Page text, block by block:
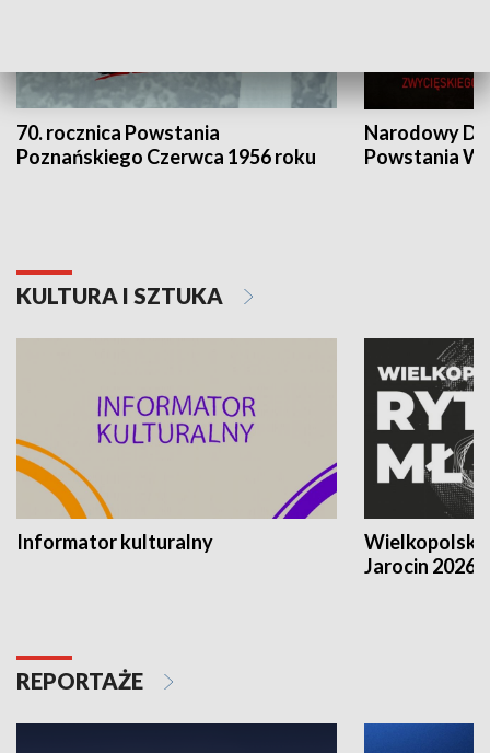
70. rocznica Powstania
Poznańskiego Czerwca 1956 roku
Narodowy
Powstania
KULTURA I SZTUKA
Informator kulturalny
Jarocin 2026
REPORTAŻE